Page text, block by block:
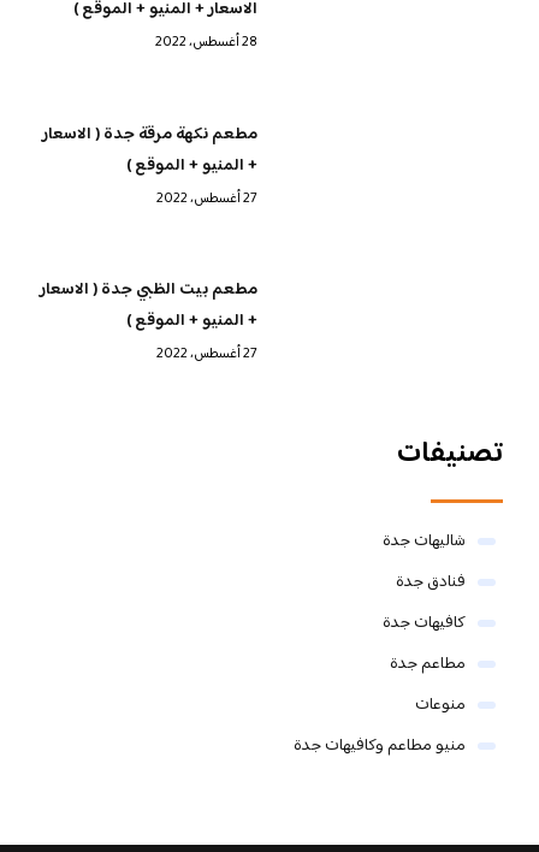
الاسعار + المنيو + الموقع )
28 أغسطس، 2022
مطعم نكهة مرقة جدة ( الاسعار
+ المنيو + الموقع )
27 أغسطس، 2022
مطعم بيت الظبي جدة ( الاسعار
+ المنيو + الموقع )
27 أغسطس، 2022
تصنيفات
شاليهات جدة
فنادق جدة
كافيهات جدة
مطاعم جدة
منوعات
منيو مطاعم وكافيهات جدة